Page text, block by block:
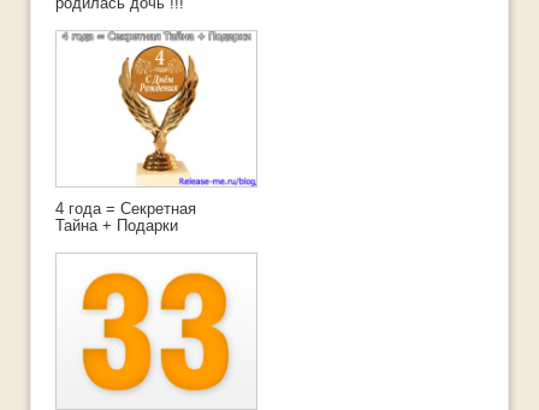
4 года = Секретная
Тайна + Подарки